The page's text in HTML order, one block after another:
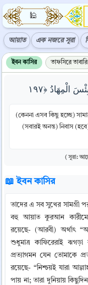
🕌
আয়াত এক নজরে সূরা
ইবন কাসির তাফসিরে তাবারি
(কেননা এসব কিছু হচ্ছে)
(সবারই অনন্ত) নিবাস
( সূরা:
📖 ইবন কাসির
তাদের এ সব সুখের সামগ্রী
বহু আয়াত কুরআন
রয়েছে- (আরবী) অর্থাৎ
শুধুমাত্র কাফিরেরাই
প্রত্যাগমন যেন তোমাকে
রয়েছে- “নিশ্চয়ই যারা
পায় না; তারা দুনিয়ায়